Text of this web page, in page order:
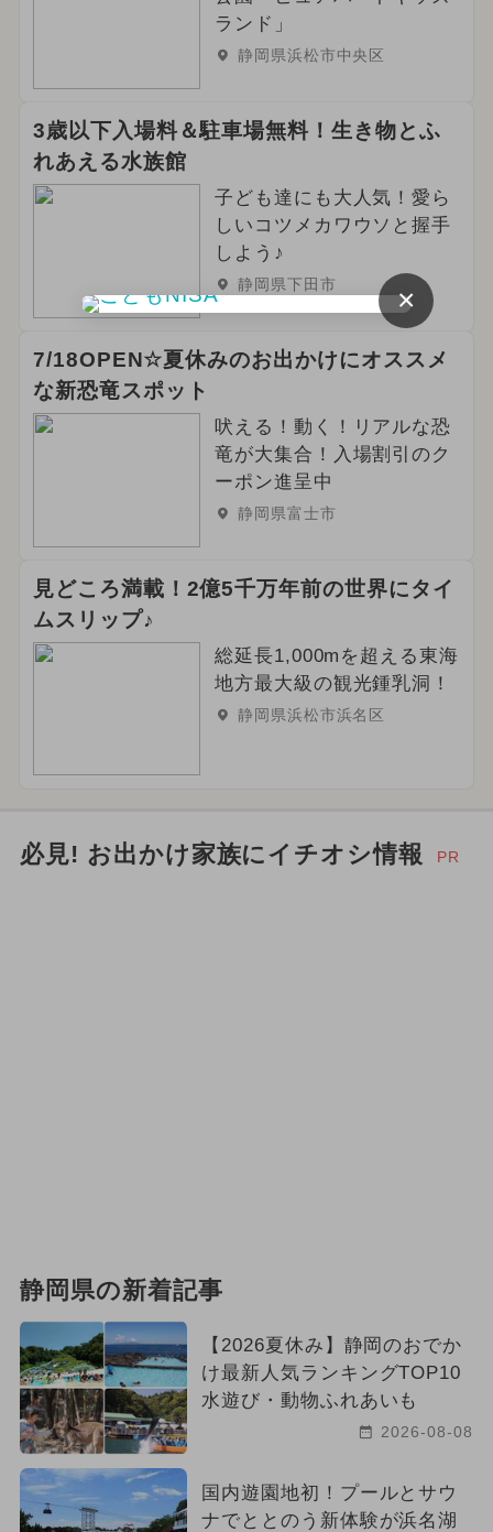
2025年6月のイベント
2024年4月のイベント 冬休み
きかんしゃトーマス アウトドア
2023年12月のイベント
2024年2月のイベント
2024年5月のイベント
2024年8月のイベント
2024年9月のイベント
ランド」
静岡県浜松市中央区
3歳以下入場料＆駐車場無料！生き物とふ
れあえる水族館
子ども達にも大人気！愛ら
しいコツメカワウソと握手
しよう♪
静岡県下田市
7/18OPEN☆夏休みのお出かけにオススメ
な新恐竜スポット
吠える！動く！リアルな恐
竜が大集合！入場割引のク
ーポン進呈中
静岡県富士市
見どころ満載！2億5千万年前の世界にタイ
ムスリップ♪
総延長1,000mを超える東海
地方最大級の観光鍾乳洞！
静岡県浜松市浜名区
必見! お出かけ家族にイチオシ情報 PR
静岡県の新着記事
【2026夏休み】静岡のおでか
け最新人気ランキングTOP10
水遊び・動物ふれあいも
2026-08-08
国内遊園地初！プールとサウ
ナでととのう新体験が浜名湖
×